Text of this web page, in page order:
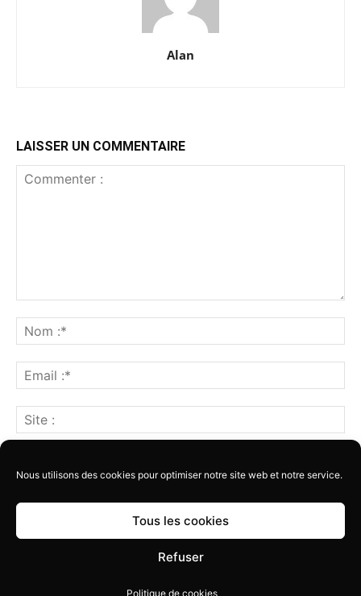
Nous utilisons des cookies pour optimiser notre site web et notre service.
Tous les cookies
Refuser
Politique de cookies
Alan
LAISSER UN COMMENTAIRE